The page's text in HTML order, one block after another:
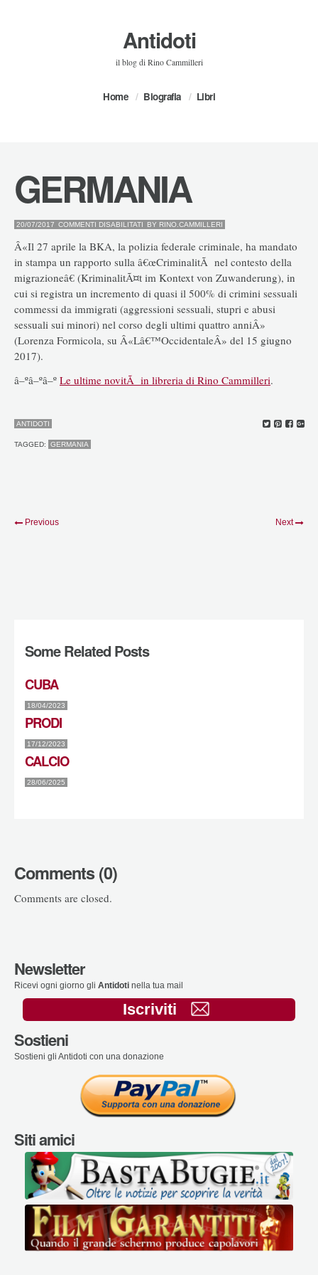
Antidoti
il blog di Rino Cammilleri
Home Biografia Libri
GERMANIA
20/07/2017 COMMENTI DISABILITATI SU
BY RINO.CAMMILLERI
Â«Il 27 aprile la BKA, la polizia federale criminale, ha mandato
in stampa un rapporto sulla â€œCriminalitÃ nel contesto della
migrazioneâ€ (KriminalitÃ¤t im Kontext von Zuwanderung), in
cui si registra un incremento di quasi il 500% di crimini sessuali
commessi da immigrati (aggressioni sessuali, stupri e abusi
sessuali sui minori) nel corso degli ultimi quattro anniÂ»
(Lorenza Formicola, su Â«Lâ€™OccidentaleÂ» del 15 giugno
2017).
â–ºâ–ºâ–º Le ultime novitÃ in libreria di Rino Cammilleri.
ANTIDOTI
TAGGED: GERMANIA
Previous Next
Some Related Posts
CUBA
18/04/2023
PRODI
17/12/2023
CALCIO
28/06/2025
Comments (0)
Comments are closed.
Newsletter
Ricevi ogni giorno gli Antidoti nella tua mail
Iscriviti
Sostieni
Sostieni gli Antidoti con una donazione
Siti amici